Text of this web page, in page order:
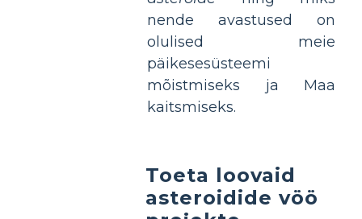
nende avastused on
olulised meie
päikesesüsteemi
mõistmiseks ja Maa
kaitsmiseks.
Toeta loovaid
asteroidide vöö